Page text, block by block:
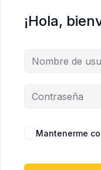
¡Hola,
Mantenerme